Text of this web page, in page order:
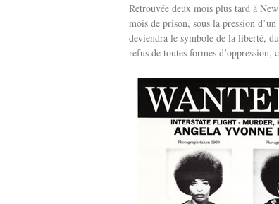
Retrouvée deux mois plus tard à
mois de prison, sous la pression
deviendra le symbole de la liberté,
refus de toutes formes d’oppression,